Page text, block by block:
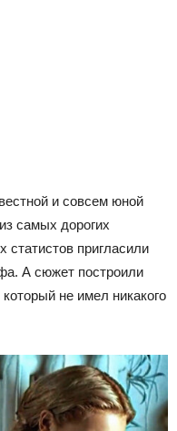
и совсем юной
самых дорогих
пригласили
А сюжет построили
не имел никакого